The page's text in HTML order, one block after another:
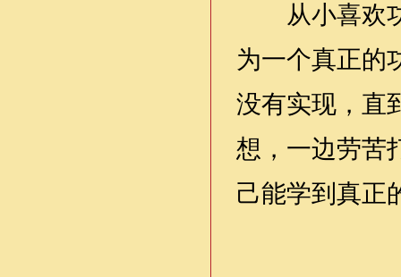
从小喜欢
为一个真正的
没有实现，直
想，一边劳苦
己能学到真正